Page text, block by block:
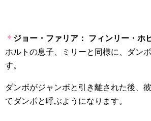
＊ ジョー・ファリア：
フィンリー・ホ
ホルトの息子、ミリーと同様に、ダン
す。
ダンボがジャンボと引き離された後、
てダンボと呼ぶようになります。